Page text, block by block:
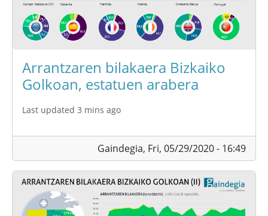
Arrantzaren bilakaera Bizkaiko
Golkoan, estatuen arabera
Last updated 3 mins ago
Gaindegia, Fri, 05/29/2020 - 16:49